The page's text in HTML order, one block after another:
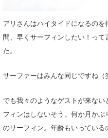
アリさんはハイタイドになるのを
間、早くサーフィンしたい！って
た。
サーファーはみんな同じですね（
でも我々のようなゲストが来ない
フィンはしないそう。何か月かぶ
のサーフィン。年齢もいっている
上田純子
唐澤予報士
ゴン
米山予報士